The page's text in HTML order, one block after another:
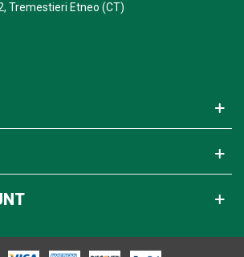
Tremestieri Etneo (CT)